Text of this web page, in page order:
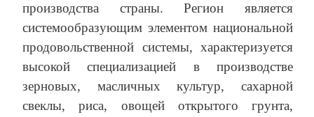
производства страны. Регион является
системообразующим элементом национальной
продовольственной системы, характеризуется
высокой специализацией в производстве
зерновых, масличных культур, сахарной
свеклы, риса, овощей открытого грунта,